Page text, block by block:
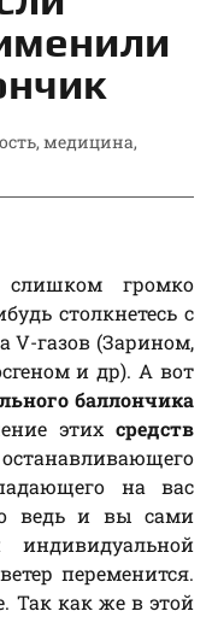
, медицина,
громко
столкнетесь с
V-газов (Зарином,
и др). А вот
баллончика
этих средств
на вас
ведь и вы сами
индивидуальной
переменится.
Так как же в этой